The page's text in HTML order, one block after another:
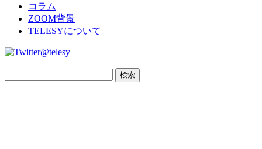
コラム
ZOOM背景
TELESYについて
@telesy